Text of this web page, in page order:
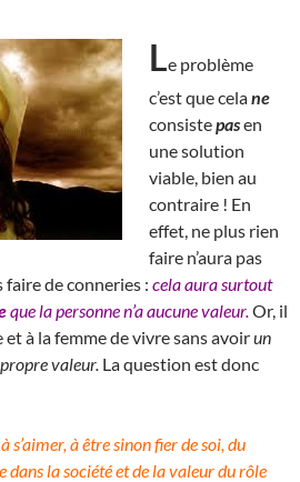
Le problème
c’est que celane
consistepasen
une solution
viable, bien au
contraire ! En
effet, ne plus rien
faire n’aura pas
de conneries : cela aura surtout
que la personne n’a aucune valeur. Or, il
et à la femme de vivre sans avoirun
valeur. La question est donc
à être sinon fier de soi, du
dans la société et de la valeur du rôle